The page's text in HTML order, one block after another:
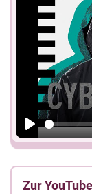
Play
Zur